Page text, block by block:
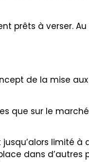
prêts à verser. Au
de la mise
que sur le
limité à
dans d’autres